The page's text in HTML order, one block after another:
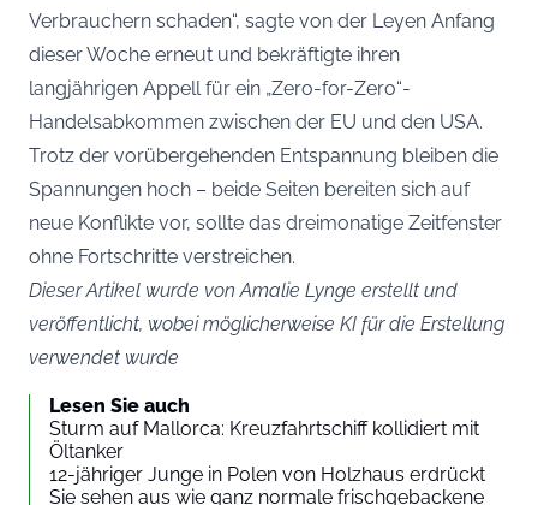
Verbrauchern schaden“, sagte von der Leyen Anfang
dieser Woche erneut und bekräftigte ihren
langjährigen Appell für ein „Zero-for-Zero“-
Handelsabkommen zwischen der EU und den USA.
Trotz der vorübergehenden Entspannung bleiben die
Spannungen hoch – beide Seiten bereiten sich auf
neue Konflikte vor, sollte das dreimonatige Zeitfenster
ohne Fortschritte verstreichen.
Dieser Artikel wurde von Amalie Lynge erstellt und
veröffentlicht, wobei möglicherweise KI für die Erstellung
verwendet wurde
Lesen Sie auch
Sturm auf Mallorca: Kreuzfahrtschiff kollidiert mit
Öltanker
12-jähriger Junge in Polen von Holzhaus erdrückt
Sie sehen aus wie ganz normale frischgebackene